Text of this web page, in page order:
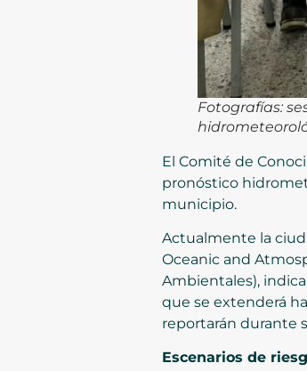
Fotografías:
El Comité de
pronóstico
municipio.
Actualmente la
Oceanic and
Ambientales),
que se extenderá
reportarán durante
Escenarios de